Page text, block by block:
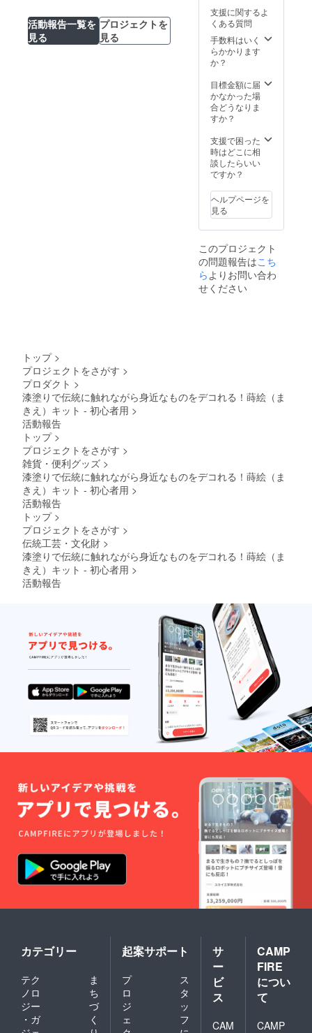
活動報告一覧を
見る
プロジェクトを
見る
両方を
お楽し
みくだ
さい！
支援に関するよ
くある質問
手数料はいく
らかかります
か？
目標金額に届
かなかった場
合どうなりま
すか？
支援で困った
時はどこに相
談したらいい
ですか？
ヘルプページを
見る
このプロジェクト
の問題報告はこち
ら よりお問い合わ
せください
トップ >
プロジェクトをさがす >
プロダクト >
漆塗りで伝統に触れながら身近なものをデコれる！蒔絵（ま
きえ）キット - 初心者用 >
活動報告
トップ >
プロジェクトをさがす >
雑貨・便利グッズ >
漆塗りで伝統に触れながら身近なものをデコれる！蒔絵（ま
きえ）キット - 初心者用 >
活動報告
トップ >
プロジェクトをさがす >
伝統工芸・文化財 >
漆塗りで伝統に触れながら身近なものをデコれる！蒔絵（ま
きえ）キット - 初心者用 >
活動報告
カテゴリー
テク
ノロ
ジー
・ガ
ま
ち
づ
く
起案サポート
プ
ロ
ジ
ェ
ス
タ
ッ
フ
サ
ー
ビ
ス
CAM
CAMP
FIRE
につい
て
CAMP